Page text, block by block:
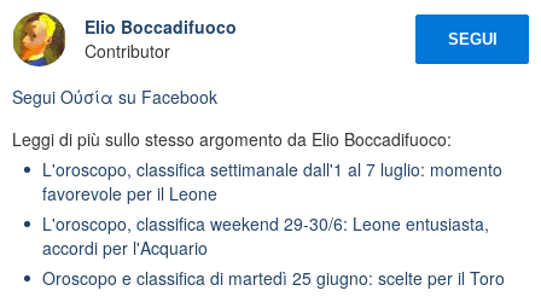
Elio Boccadifuoco
Contributor
SEGUI
Segui Oὐσία su Facebook
Leggi di più sullo stesso argomento da Elio Boccadifuoco:
L'oroscopo, classifica settimanale dall'1 al 7 luglio: momento
favorevole per il Leone
L'oroscopo, classifica weekend 29-30/6: Leone entusiasta,
accordi per l'Acquario
Oroscopo e classifica di martedì 25 giugno: scelte per il Toro